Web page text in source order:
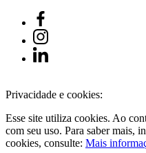
Privacidade e cookies:
Esse site utiliza cookies. Ao
com seu uso. Para saber mais,
cookies, consulte: Mais